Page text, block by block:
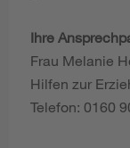
Ihre
Frau Melanie
Hilfen zur
Telefon: 0160